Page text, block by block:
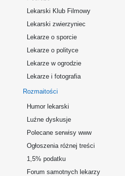
Lekarski Klub Filmowy
Lekarski zwierzyniec
Lekarze o sporcie
Lekarze o polityce
Lekarze w ogrodzie
Lekarze i fotografia
Rozmaitości
Humor lekarski
Luźne dyskusje
Polecane serwisy www
Ogłoszenia różnej treści
1,5% podatku
Forum samotnych lekarzy